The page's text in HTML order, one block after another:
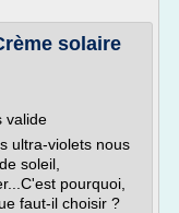
solaire
valide
ultra-violets nous
soleil,
pourquoi,
faut-il choisir ?